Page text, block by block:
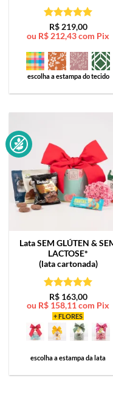
Avaliação5
de 5
R$219,00
ou R$ 212,43com Pix
escolha a estampa do tecido
LataSEM GLÚTEN &
LACTOSE*
(lata cartonada)
Avaliação5
de 5
R$163,00
ou R$ 158,11 com Pix
+ FLORES
escolha a estampa da lata